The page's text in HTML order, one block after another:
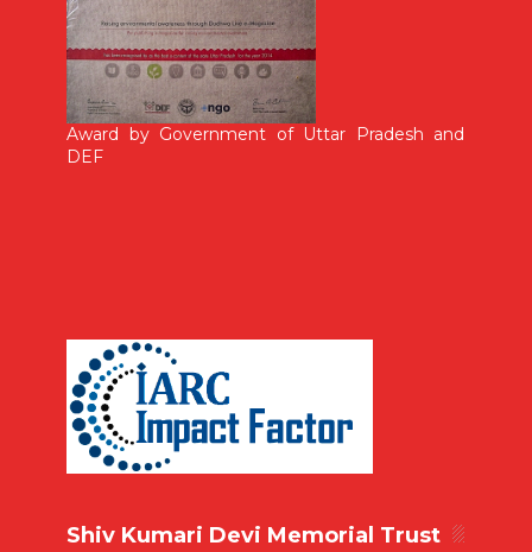
Award by Government of Uttar Pradesh and
DEF
Shiv Kumari Devi Memorial Trust